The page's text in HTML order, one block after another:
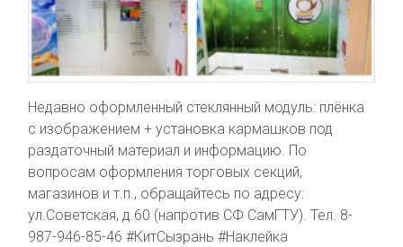
Недавно оформленный стеклянный модуль: плёнка
с изображением + установка кармашков под
раздаточный материал и информацию. По
вопросам оформления торговых секций,
магазинов и т.п., обращайтесь по адресу:
ул.Советская, д.60 (напротив СФ СамГТУ). Тел. 8-
987-946-85-46 #КитСызрань #Наклейка